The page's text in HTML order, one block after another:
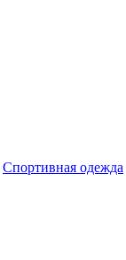
Спортивная одежда